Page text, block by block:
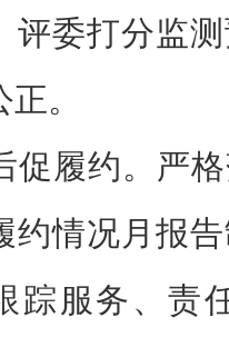
评委打分监
正。
促履约。严
约情况月报
踪服务、责